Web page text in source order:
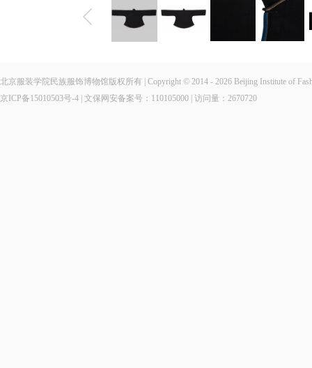
北京服装学院民族服饰博物馆版权所有 | Copyright © 2014 - 2026 Beijing Institute of
京ICP备15010503号-4 | 文保网安备案号：110105000 | 访问量： 2670720